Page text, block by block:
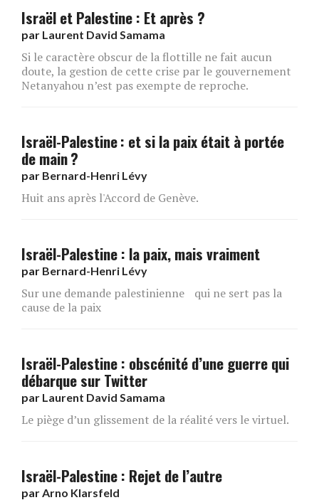
Israël et Palestine : Et après ?
par Laurent David Samama
Si le caractère obscur de la flottille ne fait aucun
doute, la gestion de cette crise par le gouvernement
Netanyahou n’est pas exempte de reproche.
Israël-Palestine : et si la paix était à portée
de main ?
par Bernard-Henri Lévy
Huit ans après l'Accord de Genève.
Israël-Palestine : la paix, mais vraiment
par Bernard-Henri Lévy
Sur une demande palestinienne qui ne sert pas la
cause de la paix
Israël-Palestine : obscénité d’une guerre qui
débarque sur Twitter
par Laurent David Samama
Le piège d’un glissement de la réalité vers le virtuel.
Israël-Palestine : Rejet de l’autre
par Arno Klarsfeld